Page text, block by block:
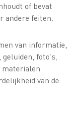
of bevat
andere feiten.
van informatie,
foto's,
materialen
van de